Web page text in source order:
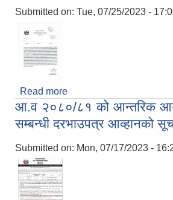
Submitted on: Tue, 07/25/2023 -
Read more
आ.व २०८०/८१ को आन्तरिक आय
सम्बन्धी दरभाउपत्र आव्हानको
Submitted on: Mon, 07/17/2023 -